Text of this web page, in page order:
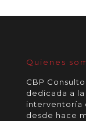
Quienes
CBP
dedicada a
interventoría
desde hace